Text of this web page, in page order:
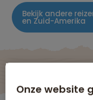
Bekijk andere
en Zuid-Amerika
Onze website